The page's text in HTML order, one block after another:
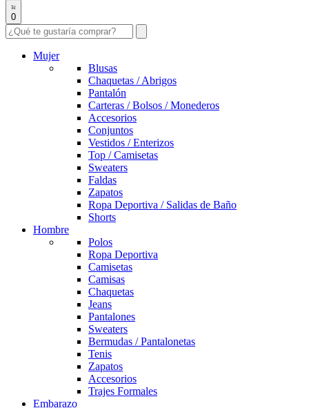
0
Mujer
Blusas
Chaquetas / Abrigos
Pantalón
Carteras / Bolsos / Monederos
Accesorios
Conjuntos
Vestidos / Enterizos
Top / Camisetas
Sweaters
Faldas
Zapatos
Ropa Deportiva / Salidas de Baño
Shorts
Hombre
Polos
Ropa Deportiva
Camisetas
Camisas
Chaquetas
Jeans
Pantalones
Sweaters
Bermudas / Pantalonetas
Tenis
Zapatos
Accesorios
Trajes Formales
Embarazo